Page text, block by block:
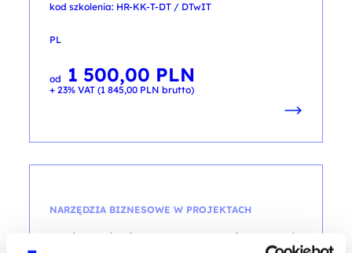
kod szkolenia: HR-KK-T-DT / DTwIT
PL
od 1 500,00 PLN
+ 23% VAT (1 845,00 PLN brutto)
NARZĘDZIA BIZNESOWE W PROJEKTACH
Design thinking w praktyce biznesowej